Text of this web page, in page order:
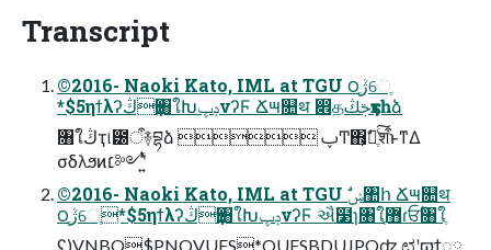
Transcript
©2016- Naoki Kato, IML at TGU ౦ژֶܳେֶ
*$5ηϯλʔڭҭ৘ใԽݚڀνʔϜ Ճ౻௚थ ෎தࢢڭҭҕһձ
৘ใڭҭ୲౰ऀ࿈བྷձ  ࢠͲ΋ֶཱ͕ࣗͨ͠शऀͱͳΔ
σδλϧͷ׆༻ʹ͍ͭͯ
©2016- Naoki Kato, IML at TGU ࣗݾ঺հ Ճ౻௚थ
౦ژֶܳେֶ*$5ηϯλʔڭҭ৘ใԽݚڀνʔϜ ઐ໳ɿ৘ใ޻ֶɾਓؒ৘ใֶ
ʢ)VNBO$PNQVUFS*OUFSBDUJPOʣ ಛʹϖϯೖྗ